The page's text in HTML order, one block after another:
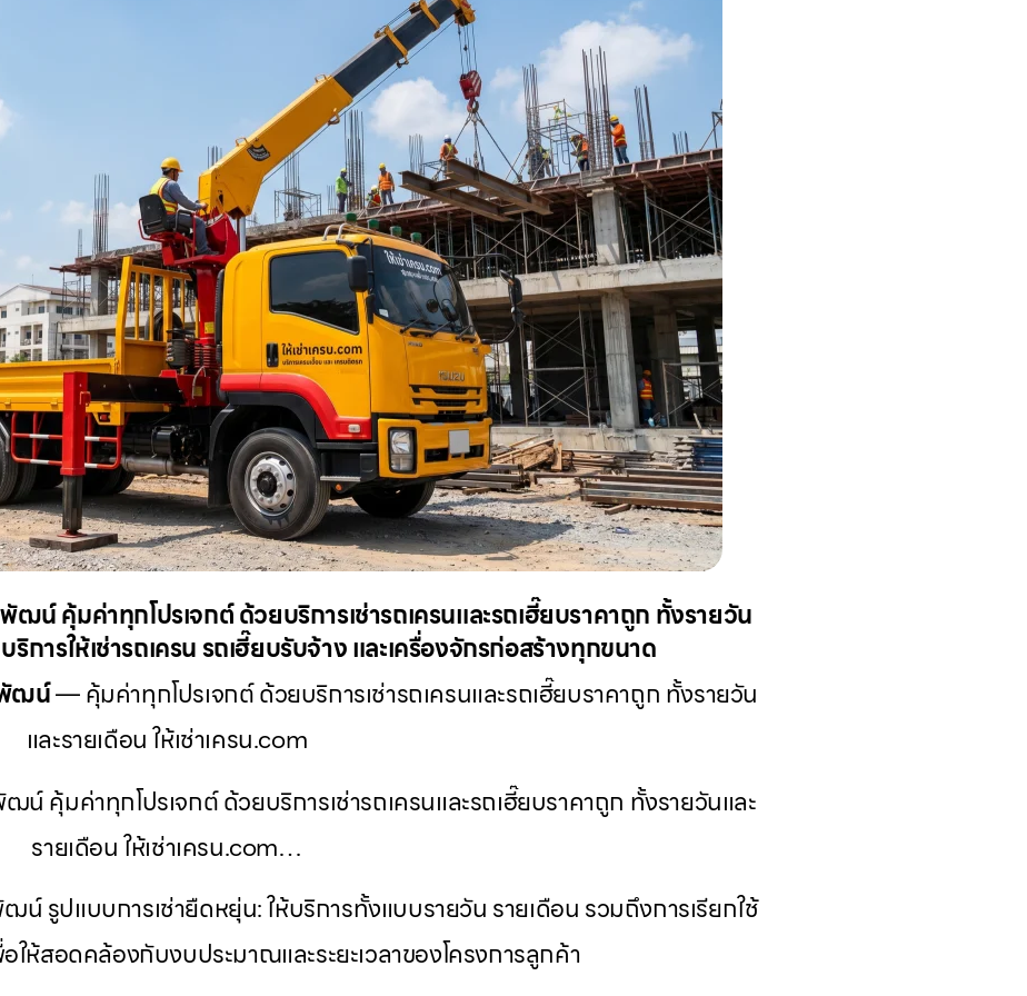
ฒน์ คุ้มค่าทุกโปรเจกต์ ด้วยบริการเช่ารถเครนและรถเฮี๊ยบราคาถูก ทั้งรายวัน
ริการให้เช่ารถเครน รถเฮี๊ยบรับจ้าง และเครื่องจักรก่อสร้างทุกขนาด
พัฒน์— คุ้มค่าทุกโปรเจกต์ ด้วยบริการเช่ารถเครนและรถเฮี๊ยบราคาถูก ทั้งรายวัน
และรายเดือน ให้เช่าเครน.com
คุ้มค่าทุกโปรเจกต์ ด้วยบริการเช่ารถเครนและรถเฮี๊ยบราคาถูก ทั้งรายวันและ
รายเดือน ให้เช่าเครน.com…
รูปแบบการเช่ายืดหยุ่น: ให้บริการทั้งแบบรายวัน รายเดือน รวมถึงการเรียกใช้
ห้สอดคล้องกับงบประมาณและระยะเวลาของโครงการลูกค้า